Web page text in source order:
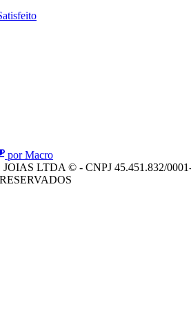
por Macro
LTDA © - CNPJ 45.451.832/